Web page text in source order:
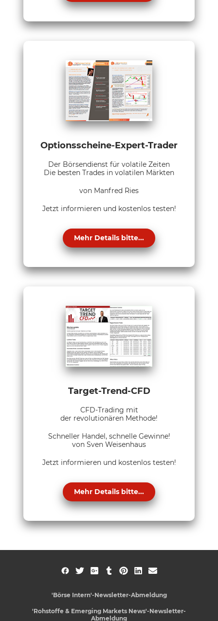
Optionsscheine-Expert-Trader
Der Börsendienst für volatile Zeiten
Die besten Trades in volatilen Märkten
von Manfred Ries
Jetzt informieren und kostenlos testen!
Mehr Details bitte...
Target-Trend-CFD
CFD-Trading mit
der revolutionären Methode!
Schneller Handel, schnelle Gewinne!
von Sven Weisenhaus
Jetzt informieren und kostenlos testen!
Mehr Details bitte...
'Börse Intern'-Newsletter-Abmeldung
'Rohstoffe & Emerging Markets News'-Newsletter-
Abmeldung